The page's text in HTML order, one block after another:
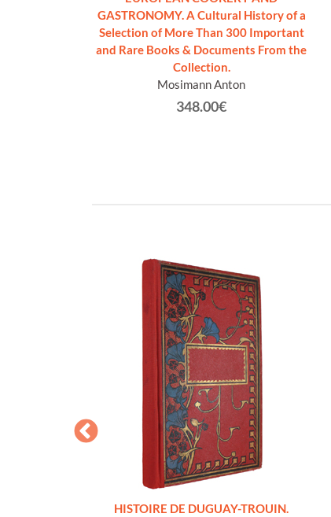
GASTRONOMY. A Cultural History of a
Selection of More Than 300 Important
and Rare Books & Documents From the
Collection.
Mosimann Anton
348.00€
HISTOIRE DE DUGUAY-TROUIN.